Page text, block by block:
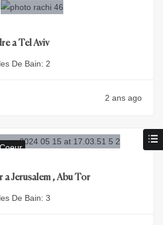
a Tel Aviv
De Bain: 2
2 ans ago
a Jerusalem , Abu Tor
De Bain: 3